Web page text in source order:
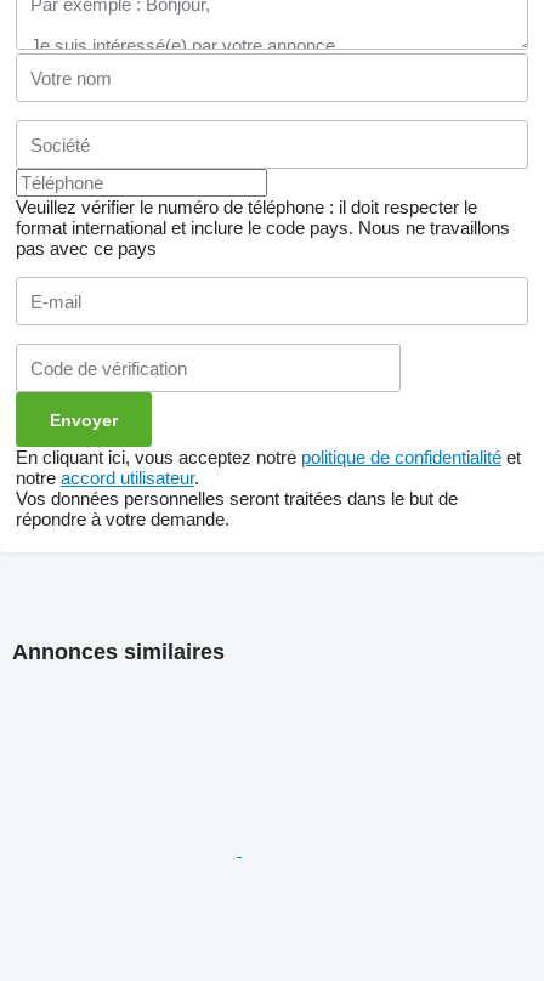
Veuillez vérifier le numéro de téléphone : il doit respecter le
format international et inclure le code pays. Nous ne travaillons
pas avec ce pays
En cliquant ici, vous acceptez notre politique de confidentialité et
notre accord utilisateur.
Vos données personnelles seront traitées dans le but de
répondre à votre demande.
Annonces similaires